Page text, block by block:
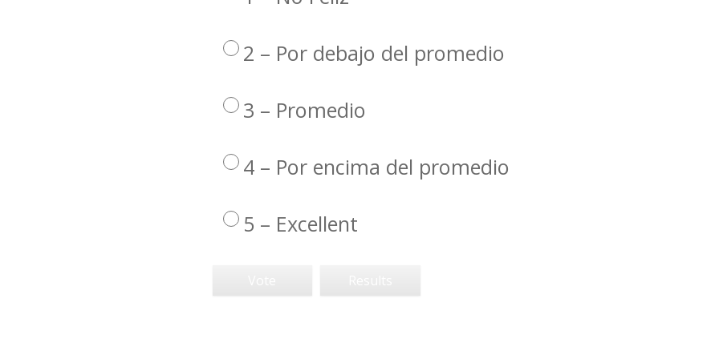
2 – Por debajo del promedio
3 – Promedio
4 – Por encima del promedio
5 – Excellent